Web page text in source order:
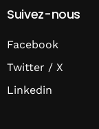
Suivez-nous
Facebook
Twitter / X
Linkedin